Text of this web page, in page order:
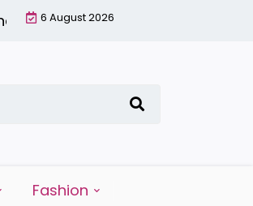
ontbijt met een smoothie:
6 August 2026
Fashion